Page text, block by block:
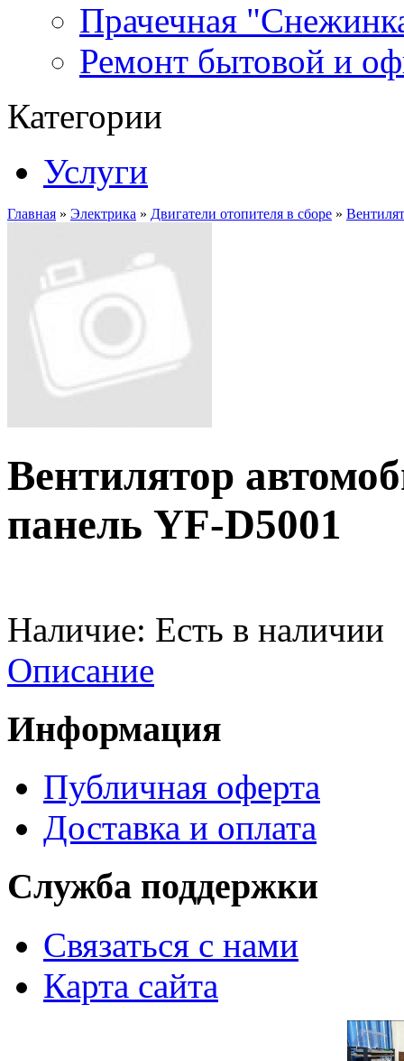
Прачечная
Ремонт бытовой и
Категории
Услуги
Главная » Электрика » Двигатели отопителя в сборе »
Вентилятор
панель YF-D5001
Наличие: Есть в наличии
Описание
Информация
Публичная оферта
Доставка и оплата
Служба поддержки
Связаться с нами
Карта сайта